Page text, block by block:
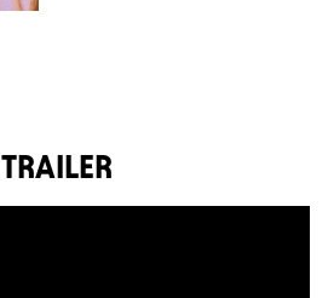
TRAILER